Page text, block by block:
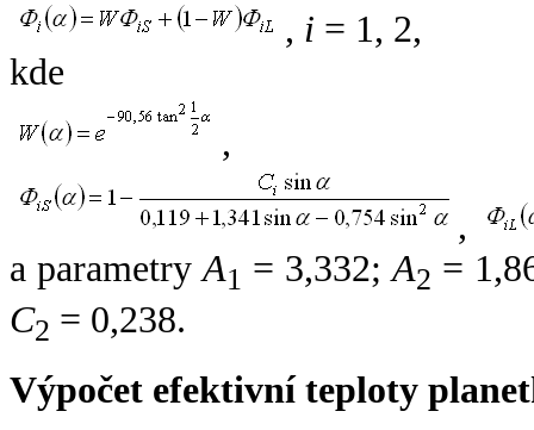
, i = 1, 2,
kde
,
,
a parametryA1 = 3,332;A2 =
C2 = 0,238.
Výpočet efektivní teploty